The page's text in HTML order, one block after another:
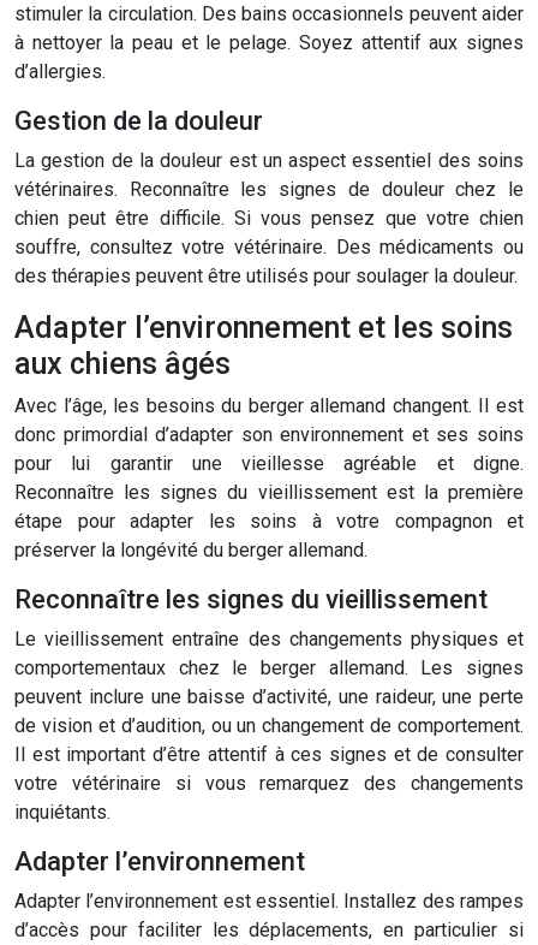
stimuler la circulation. Des bains occasionnels peuvent aider
à nettoyer la peau et le pelage. Soyez attentif aux signes
d’allergies.
Gestion de la douleur
La gestion de la douleur est un aspect essentiel des soins
vétérinaires. Reconnaître les signes de douleur chez le
chien peut être difficile. Si vous pensez que votre chien
souffre, consultez votre vétérinaire. Des médicaments ou
des thérapies peuvent être utilisés pour soulager la douleur.
Adapter l’environnement et les soins
aux chiens âgés
Avec l’âge, les besoins du berger allemand changent. Il est
donc primordial d’adapter son environnement et ses soins
pour lui garantir une vieillesse agréable et digne.
Reconnaître les signes du vieillissement est la première
étape pour adapter les soins à votre compagnon et
préserver la longévité du berger allemand.
Reconnaître les signes du vieillissement
Le vieillissement entraîne des changements physiques et
comportementaux chez le berger allemand. Les signes
peuvent inclure une baisse d’activité, une raideur, une perte
de vision et d’audition, ou un changement de comportement.
Il est important d’être attentif à ces signes et de consulter
votre vétérinaire si vous remarquez des changements
inquiétants.
Adapter l’environnement
Adapter l’environnement est essentiel. Installez des rampes
d’accès pour faciliter les déplacements, en particulier si